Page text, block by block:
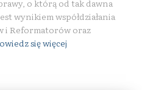
o którą od tak dawna
wynikiem współdziałania
i Reformatorów oraz
się więcej